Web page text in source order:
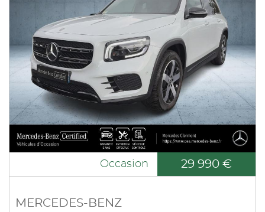
Occasion 29 990 €
MERCEDES-BENZ